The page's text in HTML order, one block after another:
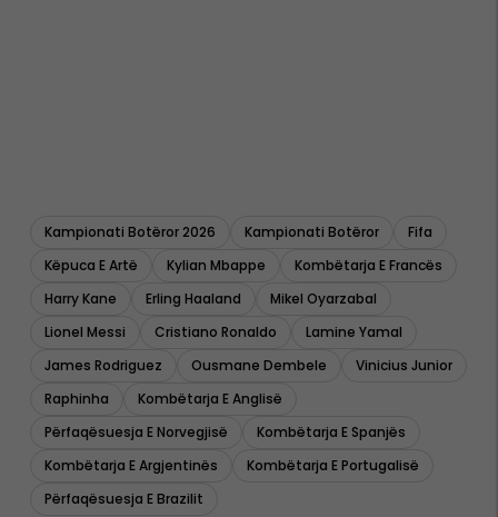
Kampionati Botëror 2026 Kampionati Botëror
Fifa
Këpuca E Artë
Kylian Mbappe
Kombëtarja E Francës
Harry Kane
Erling Haaland
Mikel Oyarzabal
Lionel Messi
Cristiano Ronaldo
Lamine Yamal
James Rodriguez
Ousmane Dembele
Vinicius Junior
Raphinha
Kombëtarja E Anglisë
Përfaqësuesja E Norvegjisë
Kombëtarja E Spanjës
Kombëtarja E Argjentinës
Kombëtarja E Portugalisë
Përfaqësuesja E Brazilit